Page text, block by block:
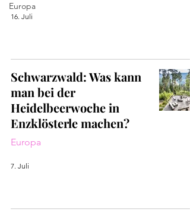
Europa
16. Juli
Schwarzwald: Was kann
man bei der
Heidelbeerwoche in
Enzklösterle machen?
Europa
7. Juli